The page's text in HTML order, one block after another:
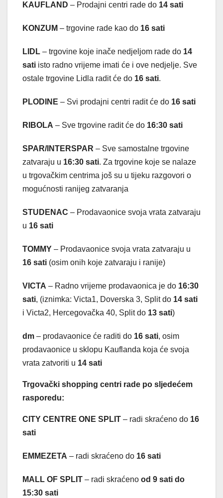
KAUFLAND – Prodajni centri rade do 14 sati
KONZUM – trgovine rade kao do 16 sati
LIDL – trgovine koje inače nedjeljom rade do 14
sati isto radno vrijeme imati će i ove nedjelje. Sve
ostale trgovine Lidla radit će do 16 sati.
PLODINE – Svi prodajni centri radit će do 16 sati
RIBOLA – Sve trgovine radit će do 16:30 sati
SPAR/INTERSPAR – Sve samostalne trgovine
zatvaraju u 16:30 sati. Za trgovine koje se nalaze
u trgovačkim centrima još su u tijeku razgovori o
mogućnosti ranijeg zatvaranja
STUDENAC – Prodavaonice svoja vrata zatvaraju
u 16 sati
TOMMY – Prodavaonice svoja vrata zatvaraju u
16 sati (osim onih koje zatvaraju i ranije)
VICTA – Radno vrijeme prodavaonica je do 16:30
sati, (iznimka: Victa1, Doverska 3, Split do 14 sati
i Victa2, Hercegovačka 40, Split do 13 sati)
dm – prodavaonice će raditi do 16 sati, osim
prodavaonice u sklopu Kauflanda koja će svoja
vrata zatvoriti u 14 sati
Trgovački shopping centri rade po sljedećem
rasporedu:
CITY CENTRE ONE SPLIT – radi skraćeno do 16
sati
EMMEZETA – radi skraćeno do 16 sati
MALL OF SPLIT – radi skraćeno od 9 sati do
15:30 sati